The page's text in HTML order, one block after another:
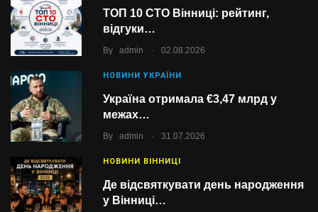
ТОП 10 СТО Вінниці: рейтинг,
відгуки…
By admin . 02.08.2026
НОВИНИ УКРАЇНИ
Україна отримала €3,47 млрд у
межах…
By admin . 31.07.2026
НОВИНИ ВІННИЦІ
Де відсвяткувати день народження
у Вінниці…